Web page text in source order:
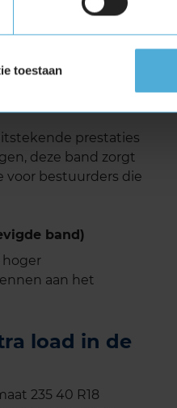
toestaan
6 is het lage
minimaliseren, wat
ritten
passagiers.
prestaties
deze band zorgt
voor bestuurders die
band)
hoger
aan het
load in de
235 40 R18